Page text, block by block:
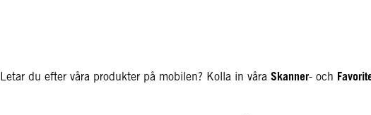
Letar du efter våra produkter på mobilen? Kolla in våra Skanner- och